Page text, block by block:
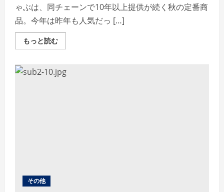
ゃぶは、同チェーンで10年以上提供が続く秋の定番商
品。今年は昨年も人気だっ […]
もっと読むRead
more
ゃ
ぶ
その他